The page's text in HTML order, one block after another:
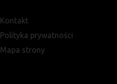
Kontakt
Polityka prywatności
Mapa strony